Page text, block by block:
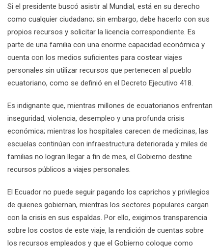
Si el presidente buscó asistir al Mundial, está en su derecho
como cualquier ciudadano; sin embargo, debe hacerlo con sus
propios recursos y solicitar la licencia correspondiente. Es
parte de una familia con una enorme capacidad económica y
cuenta con los medios suficientes para costear viajes
personales sin utilizar recursos que pertenecen al pueblo
ecuatoriano, como se definió en el Decreto Ejecutivo 418.
Es indignante que, mientras millones de ecuatorianos enfrentan
inseguridad, violencia, desempleo y una profunda crisis
económica; mientras los hospitales carecen de medicinas, las
escuelas continúan con infraestructura deteriorada y miles de
familias no logran llegar a fin de mes, el Gobierno destine
recursos públicos a viajes personales.
El Ecuador no puede seguir pagando los caprichos y privilegios
de quienes gobiernan, mientras los sectores populares cargan
con la crisis en sus espaldas. Por ello, exigimos transparencia
sobre los costos de este viaje, la rendición de cuentas sobre
los recursos empleados y que el Gobierno coloque como